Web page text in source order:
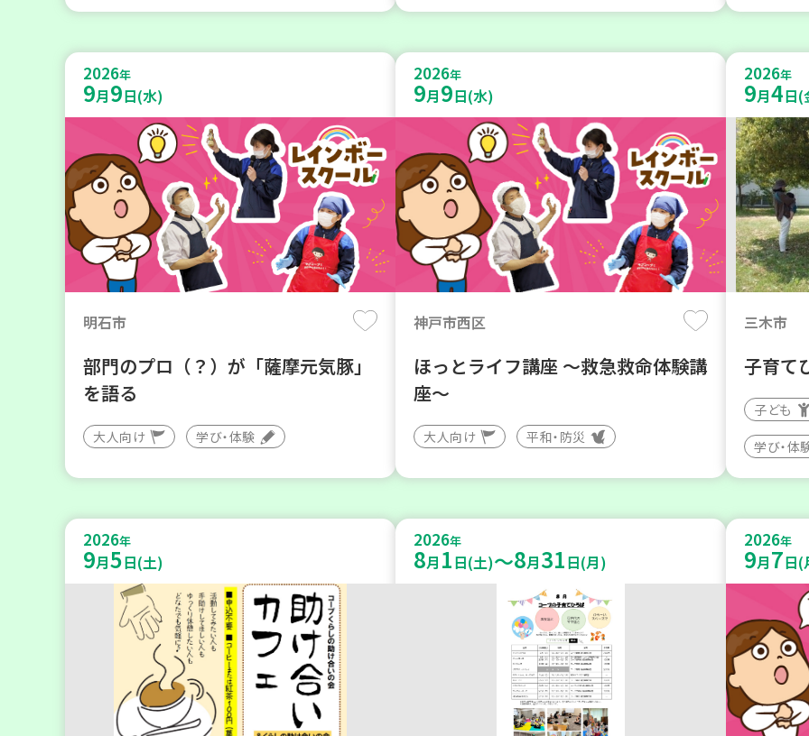
2026年
9月9日(水)
明石市
部門のプロ（？）が「薩摩元気豚」
を語る
大人向け 学び・体験
2026年
9月9日(水)
神戸市西区
ほっとライフ講座 ～救急救命体験講
座～
大人向け 平和・防災
2026年
9月4日(
三木市
子育て
子ども
学び・体
2026年
9月5日(土)
2026年
8月 1日(土)～8月31日(月)
2026年
9月7日(